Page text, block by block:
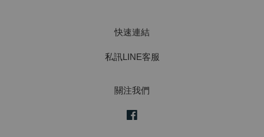
快速連結
私訊LINE客服
關注我們